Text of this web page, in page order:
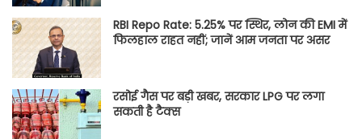
RBI Repo Rate: 5.25% पर स्थिर, लोन की EMI में
फिलहाल राहत नहीं; जानें आम जनता पर असर
रसोई गैस पर बड़ी खबर, सरकार LPG पर लगा
सकती है टैक्स